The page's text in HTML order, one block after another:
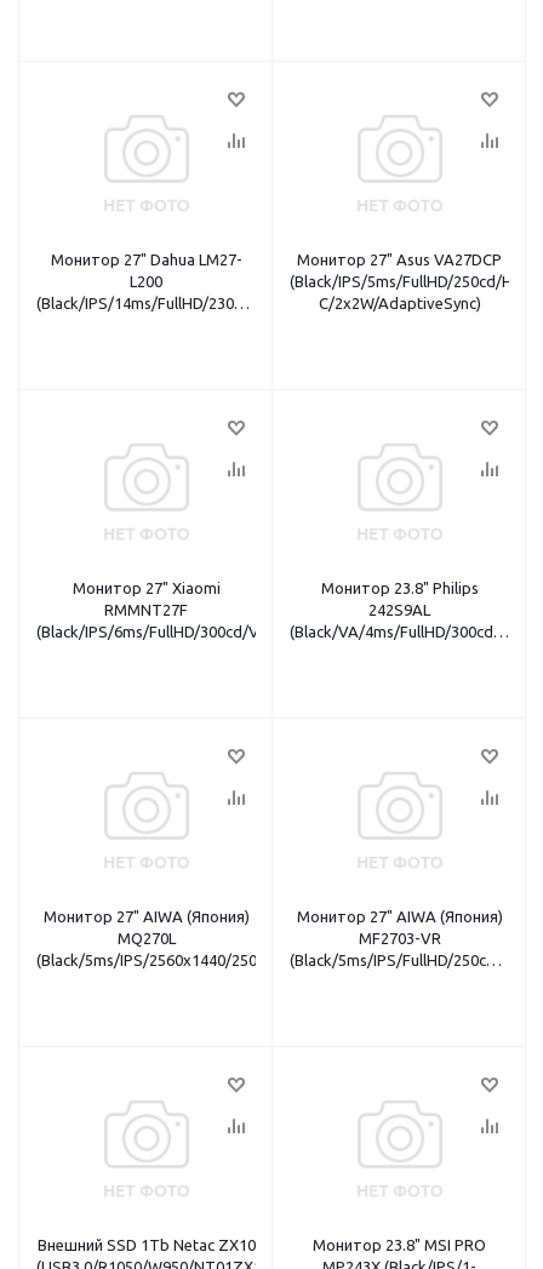
Монитор 27" Dahua LM27-
L200
(Black/IPS/14ms/FullHD/230cd/VGA+HDMI)
Монитор 27" Asus VA27DCP
(Black/IPS/5ms/FullHD/250cd/
C/2x2W/AdaptiveSync)
Монитор 27" Xiaomi
RMMNT27F
(Black/IPS/6ms/FullHD/300cd/VGA+HDMI)
Монитор 23.8" Philips
242S9AL
(Black/VA/4ms/FullHD/300cd/
Монитор 27" AIWA (Япония)
MQ270L
(Black/5ms/IPS/2560x1440/250cd/HDMI+DP/USB(Charge)/2x3W/Tilt/
Монитор 27" AIWA (Япония)
MF2703-VR
(Black/5ms/IPS/FullHD/250cd/
Внешний SSD 1Tb Netac ZX10
Монитор 23.8" MSI PRO